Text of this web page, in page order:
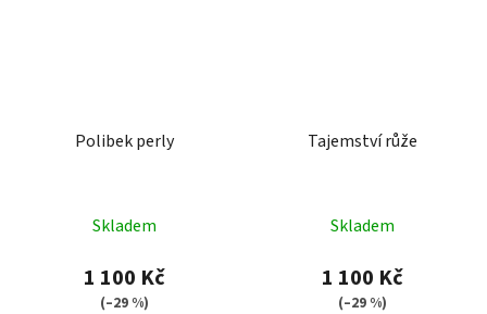
Polibek perly
Skladem
1 100 Kč
(–29 %)
Tajemství růže
Skladem
1 100 Kč
(–29 %)